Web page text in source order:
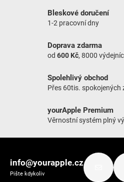
Bleskové doručení
1-2 pracovní dny
Doprava zdarma
od 600 Kč, 8000
Spolehlivý obchod
Přes 60tis. spokojených
yourApple Premium
Věrnostní systém plný
info@yourapple.cz
Pište kdykoliv